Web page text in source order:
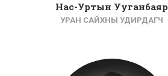
Нас-Уртын Ууганбаяр
УРАН САЙХНЫ УДИРДАГЧ